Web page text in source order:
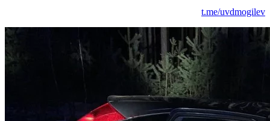
t.me/uvdmogilev